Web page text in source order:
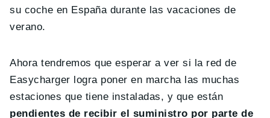
su coche en España durante las vacaciones de
verano.
Ahora tendremos que esperar a ver si la red de
Easycharger logra poner en marcha las muchas
estaciones que tiene instaladas, y que están
pendientes de recibir el suministro por parte de